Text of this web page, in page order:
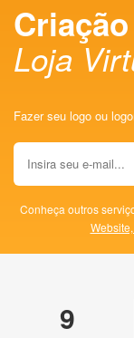
Loja
Fazer seu logo ou
Conheça outros
Website,
9